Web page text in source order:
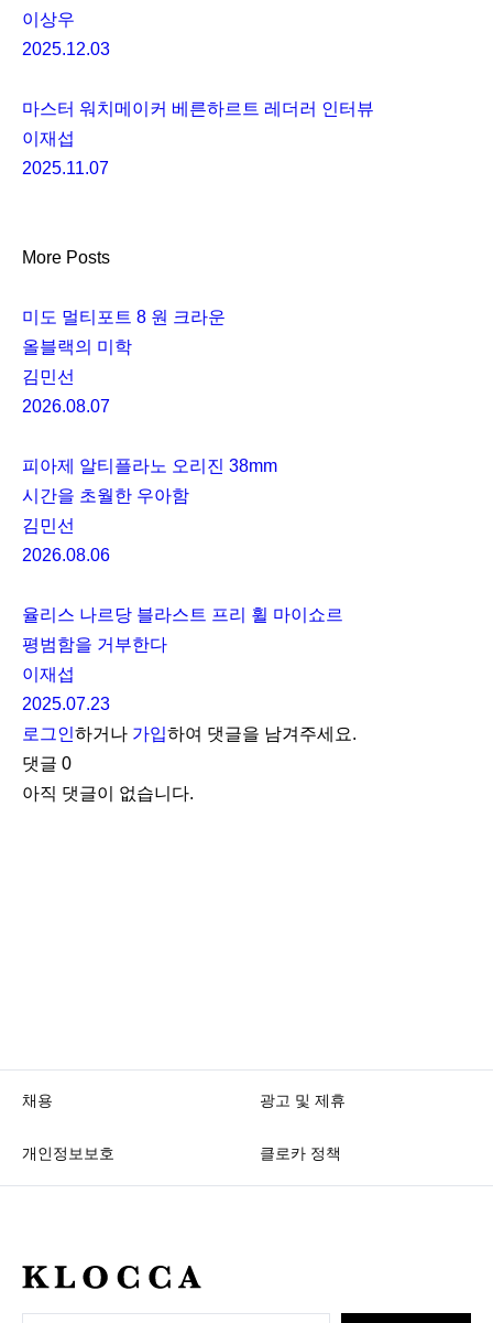
이상우
2025.12.03
마스터 워치메이커 베른하르트 레더러 인터뷰
이재섭
2025.11.07
More Posts
미도 멀티포트 8 원 크라운
올블랙의 미학
김민선
2026.08.07
피아제 알티플라노 오리진 38mm
시간을 초월한 우아함
김민선
2026.08.06
율리스 나르당 블라스트 프리 휠 마이쇼르
평범함을 거부한다
이재섭
2025.07.23
로그인하거나 가입하여 댓글을 남겨주세요.
댓글 0
아직 댓글이 없습니다.
채용 광고 및 제휴
개인정보보호 클로카 정책
K